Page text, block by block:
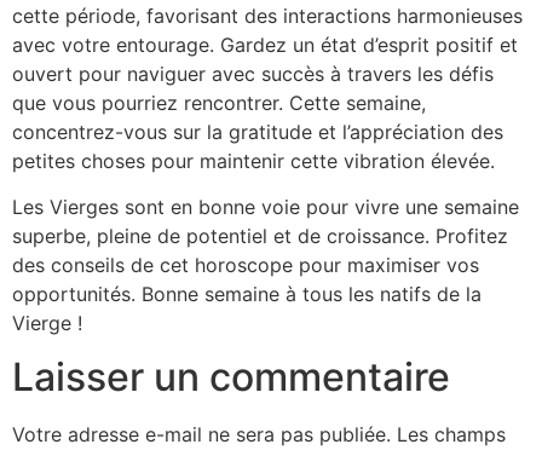
cette période, favorisant des interactions harmonieuses
avec votre entourage. Gardez un état d’esprit positif et
ouvert pour naviguer avec succès à travers les défis
que vous pourriez rencontrer. Cette semaine,
concentrez-vous sur la gratitude et l’appréciation des
petites choses pour maintenir cette vibration élevée.
Les Vierges sont en bonne voie pour vivre une semaine
superbe, pleine de potentiel et de croissance. Profitez
des conseils de cet horoscope pour maximiser vos
opportunités. Bonne semaine à tous les natifs de la
Vierge !
Laisser un commentaire
Votre adresse e-mail ne sera pas publiée. Les champs